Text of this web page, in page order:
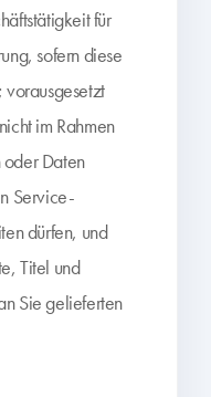
für
sofern diese
im Rahmen
Daten
Service-
dürfen, und
Titel und
Sie gelieferten